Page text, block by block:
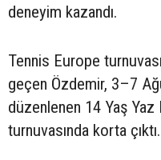
deneyim kazandı.
Tennis Europe
geçen Özdemir, 3–7
düzenlenen 14 Yaş
turnuvasında korta çıktı.